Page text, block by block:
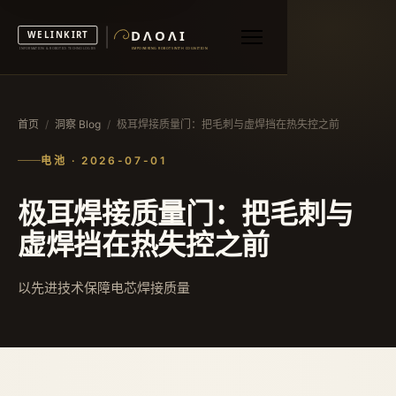
首页 / 洞察 Blog / 极耳焊接质量门：把毛刺与虚焊挡在热失控之前
电池 · 2026-07-01
极耳焊接质量门：把毛刺与
虚焊挡在热失控之前
以先进技术保障电芯焊接质量